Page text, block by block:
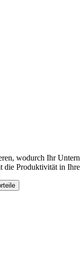
wodurch Ihr
Produktivität in